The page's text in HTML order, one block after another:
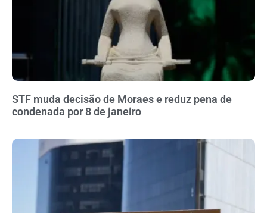
STF muda decisão de Moraes e reduz pena de
condenada por 8 de janeiro